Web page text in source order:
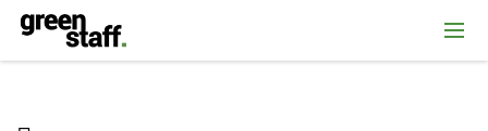
{ "@context": "https://schema.org", "@type": "Organization", "name":
""Greenstaff, "url": "https://www.greenstaff.nl", "logo": "" }